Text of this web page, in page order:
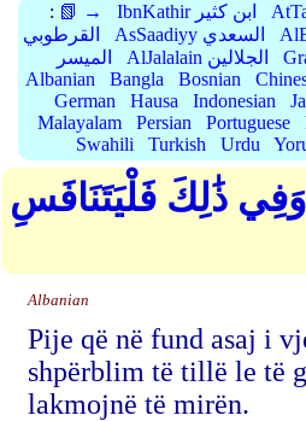
: 📗 → IbnKathir ابن كثير
القرطوبي
AsSaadiyy السعدي
الميسر
AlJalalain الجلالين
Albanian
Bangla Bosnian
German
Hausa Indonesian
Malayalam
Persian Portuguese
Swahili
Turkish Urdu
ذَٰلِكَ فَلْيَتَنَافَسِ
Albanian
Pije që në fund asaj i
shpërblim të tillë le të
lakmojnë të mirën.